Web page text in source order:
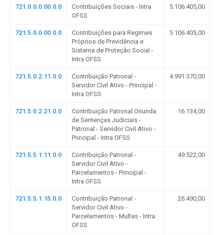
721.0.0.0.00.0.0
Contribuições Sociais - Intra
OFSS
5.106.405,00
721.5.0.0.00.0.0
Contribuições para Regimes
Próprios de Previdência e
Sistema de Proteção Social -
Intra OFSS
5.106.405,00
721.5.0.2.11.0.0
Contribuição Patronal -
Servidor Civil Ativo - Principal -
Intra OFSS
4.991.370,00
721.5.0.2.21.0.0
Contribuição Patronal Oriunda
de Sentenças Judiciais -
Patronal - Servidor Civil Ativo -
Principal - Intra OFSS
16.134,00
721.5.5.1.11.0.0
Contribuição Patronal -
Servidor Civil Ativo -
Parcelamentos - Principal -
Intra OFSS
49.522,00
721.5.5.1.15.0.0
Contribuição Patronal -
Servidor Civil Ativo -
Parcelamentos - Multas - Intra
OFSS
26.490,00